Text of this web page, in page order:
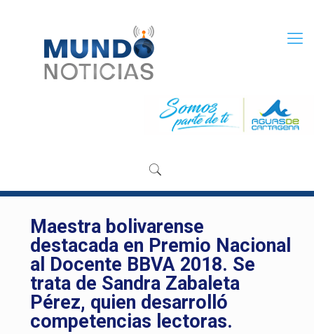
Maestra bolivarense
destacada en Premio Nacional
al Docente BBVA 2018. Se
trata de Sandra Zabaleta
Pérez, quien desarrolló
competencias lectoras.